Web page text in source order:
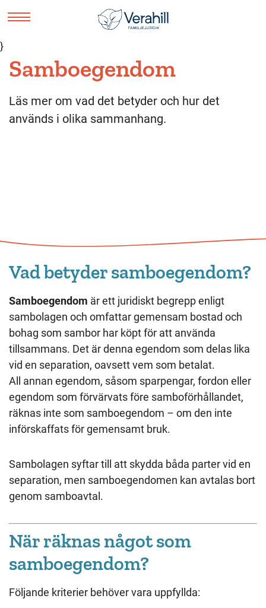
}
Samboegendom
Läs mer om vad det betyder och hur det
används i olika sammanhang.
Vad betyder samboegendom?
Samboegendom är ett juridiskt begrepp enligt
sambolagen och omfattar gemensam bostad och
bohag som sambor har köpt för att använda
tillsammans. Det är denna egendom som delas lika
vid en separation, oavsett vem som betalat.
All annan egendom, såsom sparpengar, fordon eller
egendom som förvärvats före samboförhållandet,
räknas inte som samboegendom – om den inte
införskaffats för gemensamt bruk.
Sambolagen syftar till att skydda båda parter vid en
separation, men samboegendomen kan avtalas bort
genom samboavtal.
När räknas något som
samboegendom?
Följande kriterier behöver vara uppfyllda: